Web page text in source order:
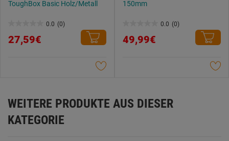
ToughBox Basic Holz/Metall
0.0 (0)
von
27,59€
150mm
0.0 (0)
von
49,99€
WEITERE PRODUKTE AUS DIESER
KATEGORIE